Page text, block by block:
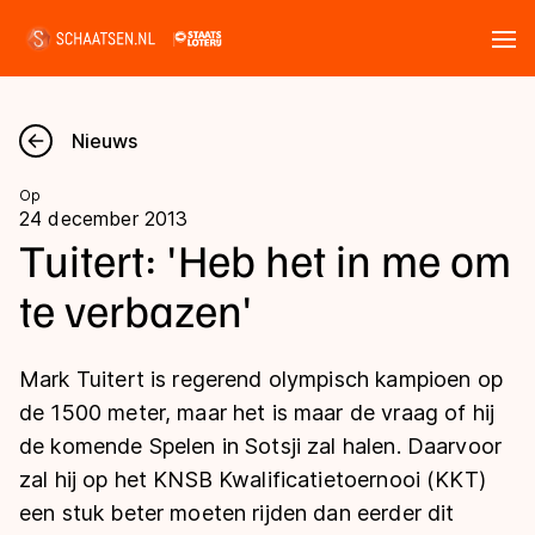
Nieuws
Kalender
Disciplines
Langebaan
Shorttrack
Inlineskaten
Uitslagen
Langebaan
Shorttrack
Marathon
Tijden & historie
Ranglijsten Langebaan
Nieuws
Op
24 december 2013
Tuitert: 'Heb het in me om
te verbazen'
Mark Tuitert is regerend olympisch kampioen op
de 1500 meter, maar het is maar de vraag of hij
de komende Spelen in Sotsji zal halen. Daarvoor
zal hij op het KNSB Kwalificatietoernooi (KKT)
een stuk beter moeten rijden dan eerder dit